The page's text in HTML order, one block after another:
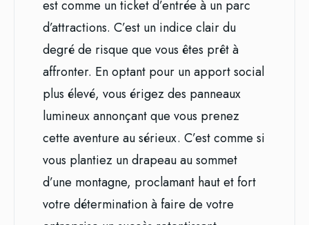
est comme un ticket d’entrée à un parc
d’attractions. C’est un indice clair du
degré de risque que vous êtes prêt à
affronter. En optant pour un apport social
plus élevé, vous érigez des panneaux
lumineux annonçant que vous prenez
cette aventure au sérieux. C’est comme si
vous plantiez un drapeau au sommet
d’une montagne, proclamant haut et fort
votre détermination à faire de votre